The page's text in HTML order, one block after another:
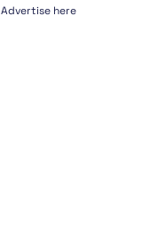
Advertise here